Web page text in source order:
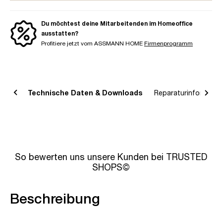
Du möchtest deine Mitarbeitenden im Homeoffice
ausstatten?
Profitiere jetzt vom ASSMANN HOME Firmenprogramm
Technische Daten & Downloads
So bewerten uns unsere Kunden bei TRUSTED
SHOPS©
Beschreibung